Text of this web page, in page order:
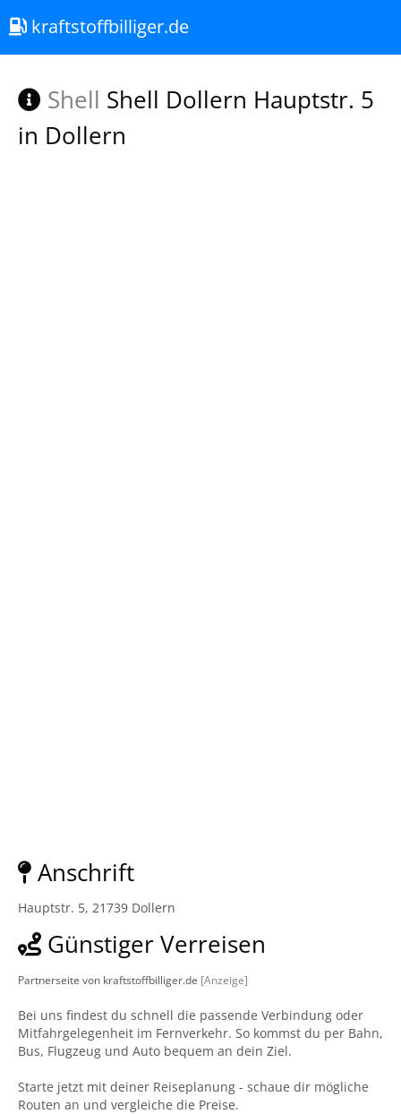
kraftstoffbilliger.de
Shell Shell Dollern Hauptstr. 5
in Dollern
Anschrift
Hauptstr. 5, 21739 Dollern
Günstiger Verreisen
Partnerseite von kraftstoffbilliger.de [Anzeige]
Bei uns findest du schnell die passende Verbindung oder
Mitfahrgelegenheit im Fernverkehr. So kommst du per Bahn,
Bus, Flugzeug und Auto bequem an dein Ziel.
Starte jetzt mit deiner Reiseplanung - schaue dir mögliche
Routen an und vergleiche die Preise.